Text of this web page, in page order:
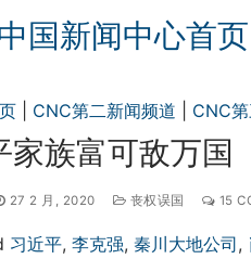
国新闻中心首
CNC第二新闻频道 CNC
家族富可敌万国
27 2 月, 2020 丧权误国 15
习近平, 李克强, 秦川大地公司,